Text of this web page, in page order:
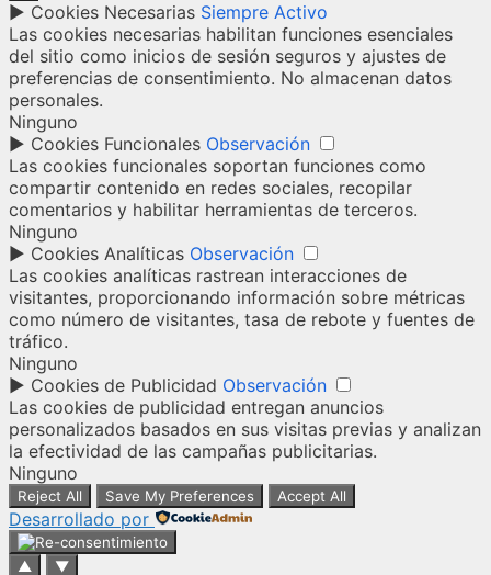
► Cookies Necesarias Siempre Activo
Las cookies necesarias habilitan funciones esenciales
del sitio como inicios de sesión seguros y ajustes de
preferencias de consentimiento. No almacenan datos
personales.
Ninguno
► Cookies Funcionales Observación
Las cookies funcionales soportan funciones como
compartir contenido en redes sociales, recopilar
comentarios y habilitar herramientas de terceros.
Ninguno
► Cookies Analíticas Observación
Las cookies analíticas rastrean interacciones de
visitantes, proporcionando información sobre métricas
como número de visitantes, tasa de rebote y fuentes de
tráfico.
Ninguno
► Cookies de Publicidad Observación
Las cookies de publicidad entregan anuncios
personalizados basados en sus visitas previas y analizan
la efectividad de las campañas publicitarias.
Ninguno
Reject All Save My Preferences Accept All
Desarrollado por
▲ ▼